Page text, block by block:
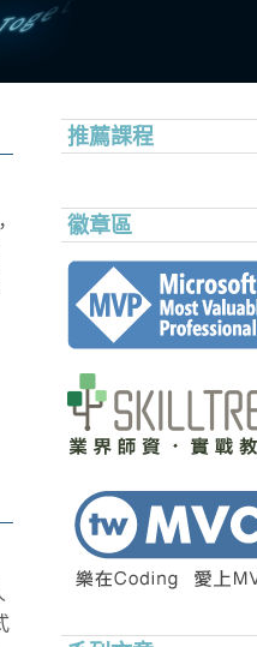
推薦課程
徽章區